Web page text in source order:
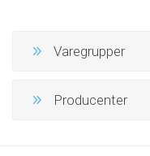
Varegrupper
Producenter